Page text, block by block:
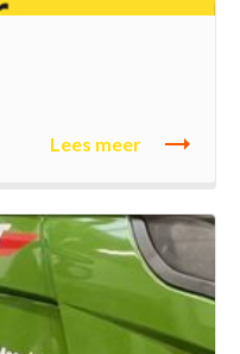
Vakbekwaam medewerker groen en cultuurtechniek
Lees meer